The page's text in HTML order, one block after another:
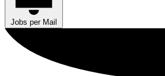
Jobs per Mail